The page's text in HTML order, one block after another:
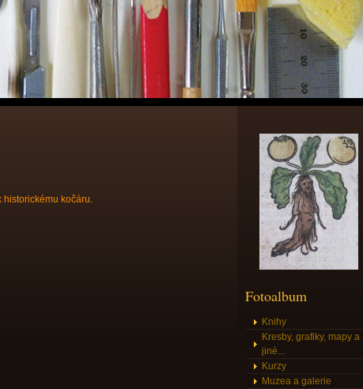
historickému kočáru.
Fotoalbum
Knihy
Kresby, grafiky, mapy a
jiné...
Kurzy
Muzea a galerie